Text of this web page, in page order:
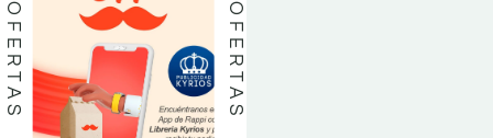
OFERTAS
OFERTAS